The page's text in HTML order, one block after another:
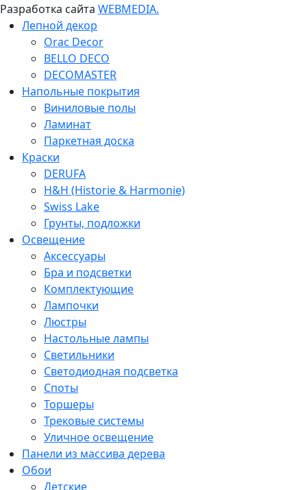
Разработка сайта WEBMEDIA.
Лепной декор
Orac Decor
BELLO DECO
DECOMASTER
Напольные покрытия
Виниловые полы
Ламинат
Паркетная доска
Краски
DERUFA
H&H (Historie & Harmonie)
Swiss Lake
Грунты, подложки
Освещение
Аксессуары
Бра и подсветки
Комплектующие
Лампочки
Люстры
Настольные лампы
Светильники
Светодиодная подсветка
Споты
Торшеры
Трековые системы
Уличное освещение
Панели из массива дерева
Обои
Детские